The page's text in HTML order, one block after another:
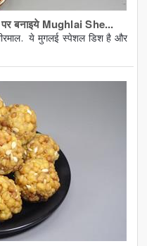
बनाइये Mughlai She...
ये मुगलई स्पेशल डिश है और